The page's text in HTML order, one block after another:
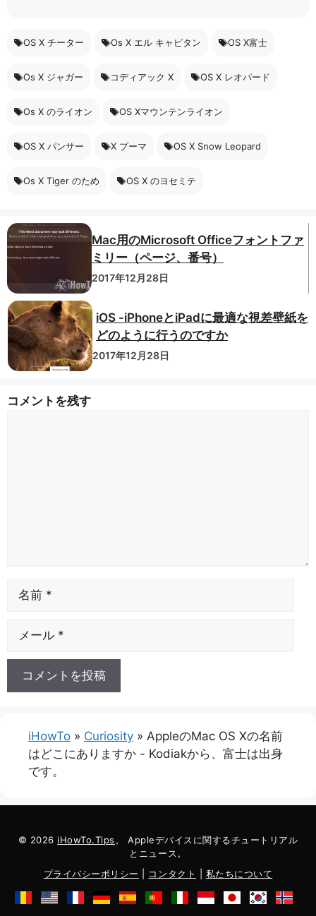
OS X チーター Os X エル キャピタン OS X富士
Os X ジャガー コディアック X OS X レオパード
Os X のライオン OS Xマウンテンライオン
OS X パンサー X プーマ OS X Snow Leopard
Os X Tiger のため OS X のヨセミテ
Mac用のMicrosoft Officeフォントファ
ミリー（ページ、番号）
2017年12月28日
iOS -iPhoneとiPadに最適な視差壁紙を
どのように行うのですか
2017年12月28日
コメントを残す
メ
ル
iHowTo » Curiosity » AppleのMac OS Xの名前
はどこにありますか - Kodiakから、富士は出身
です。
© 2026 iHowTo.Tips 。 Appleデバイスに関するチュートリアル
とニュース。
プライバシーポリシー
コンタクト 私たちについて